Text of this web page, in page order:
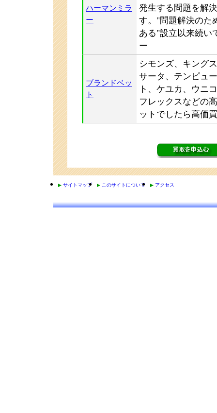
ハーマンミラ
ー
発生する問題を解
す。"問題解決のた
ある"設立以来続い
ー
ブランドベッ
ト
シモンズ、キング
サータ、テンピュ
ト、ケユカ、ウニ
フレックスなどの
ットでしたら高価
サイトマップ このサイトについて アクセス